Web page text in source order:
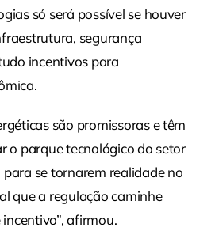
só será possível se houver
segurança
incentivos para
são promissoras e têm
o parque tecnológico do setor
se tornarem realidade no
que a regulação caminhe
afirmou.